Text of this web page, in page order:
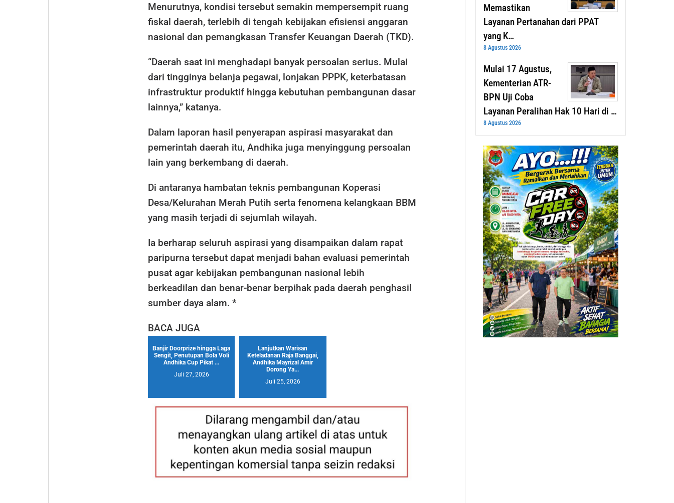
Menurutnya, kondisi tersebut semakin mempersempit ruang
fiskal daerah, terlebih di tengah kebijakan efisiensi anggaran
nasional dan pemangkasan Transfer Keuangan Daerah (TKD).
“Daerah saat ini menghadapi banyak persoalan serius. Mulai
dari tingginya belanja pegawai, lonjakan PPPK, keterbatasan
infrastruktur produktif hingga kebutuhan pembangunan dasar
lainnya,” katanya.
Dalam laporan hasil penyerapan aspirasi masyarakat dan
pemerintah daerah itu, Andhika juga menyinggung persoalan
lain yang berkembang di daerah.
Di antaranya hambatan teknis pembangunan Koperasi
Desa/Kelurahan Merah Putih serta fenomena kelangkaan BBM
yang masih terjadi di sejumlah wilayah.
Ia berharap seluruh aspirasi yang disampaikan dalam rapat
paripurna tersebut dapat menjadi bahan evaluasi pemerintah
pusat agar kebijakan pembangunan nasional lebih
berkeadilan dan benar-benar berpihak pada daerah penghasil
sumber daya alam. *
BACA JUGA
Banjir Doorprize hingga Laga
Sengit, Penutupan Bola Voli
Andhika Cup Pikat ...
Juli 27, 2026
Lanjutkan Warisan
Keteladanan Raja Banggai,
Andhika Mayrizal Amir
Dorong Ya...
Juli 25, 2026
Memastikan
Layanan Pertanahan dari PPAT
yang K…
8 Agustus 2026
Mulai 17 Agustus,
Kementerian ATR-
BPN Uji Coba
Layanan Peralihan Hak 10 Hari di …
8 Agustus 2026